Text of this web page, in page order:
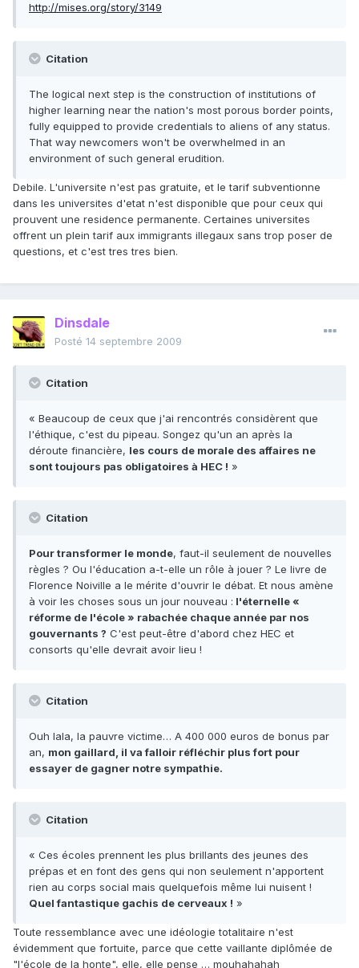
http://mises.org/story/3149
Citation
The logical next step is the construction of institutions of
higher learning near the nation's most porous border points,
fully equipped to provide credentials to aliens of any status.
That way newcomers won't be overwhelmed in an
environment of such general erudition.
Debile. L'universite n'est pas gratuite, et le tarif subventionne
dans les universites d'etat n'est disponible que pour ceux qui
prouvent une residence permanente. Certaines universites
offrent un plein tarif aux immigrants illegaux sans trop poser de
questions, et c'est tres tres bien.
Dinsdale
Posté 14 septembre 2009
Citation
« Beaucoup de ceux que j'ai rencontrés considèrent que
l'éthique, c'est du pipeau. Songez qu'un an après la
déroute financière, les cours de morale des affaires ne
sont toujours pas obligatoires à HEC ! »
Citation
Pour transformer le monde, faut-il seulement de nouvelles
règles ? Ou l'éducation a-t-elle un rôle à jouer ? Le livre de
Florence Noiville a le mérite d'ouvrir le débat. Et nous amène
à voir les choses sous un jour nouveau : l'éternelle «
réforme de l'école » rabachée chaque année par nos
gouvernants ? C'est peut-être d'abord chez HEC et
consorts qu'elle devrait avoir lieu !
Citation
Ouh lala, la pauvre victime… A 400 000 euros de bonus par
an, mon gaillard, il va falloir réfléchir plus fort pour
essayer de gagner notre sympathie.
Citation
« Ces écoles prennent les plus brillants des jeunes des
prépas et en font des gens qui non seulement n'apportent
rien au corps social mais quelquefois même lui nuisent !
Quel fantastique gachis de cerveaux ! »
Toute ressemblance avec une idéologie totalitaire n'est
évidemment que fortuite, parce que cette vaillante diplômée de
"l'école de la honte", elle, elle pense … mouhahahah